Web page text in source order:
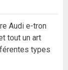
Audi e-tron
tout un art
types